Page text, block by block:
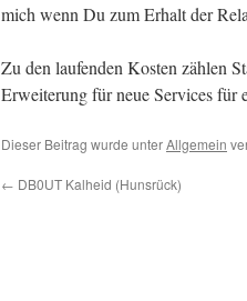
mich wenn Du zum Erhalt der
Zu den laufenden Kosten zählen
Erweiterung für neue Services für
Dieser Beitrag wurde unterAllgemein
← DB0UT Kalheid (Hunsrück)